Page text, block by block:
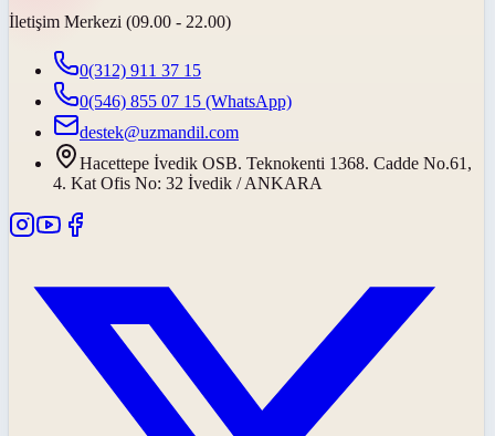
İletişim Merkezi (09.00 - 22.00)
0(312) 911 37 15
0(546) 855 07 15 (WhatsApp)
destek@uzmandil.com
Hacettepe İvedik OSB. Teknokenti 1368. Cadde No.61,
4. Kat Ofis No: 32 İvedik / ANKARA